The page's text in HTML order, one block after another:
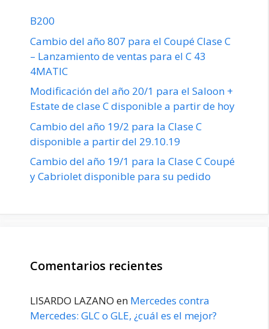
B200
Cambio del año 807 para el Coupé Clase C
– Lanzamiento de ventas para el C 43
4MATIC
Modificación del año 20/1 para el Saloon +
Estate de clase C disponible a partir de hoy
Cambio del año 19/2 para la Clase C
disponible a partir del 29.10.19
Cambio del año 19/1 para la Clase C Coupé
y Cabriolet disponible para su pedido
Comentarios recientes
LISARDO LAZANO en Mercedes contra
Mercedes: GLC o GLE, ¿cuál es el mejor?